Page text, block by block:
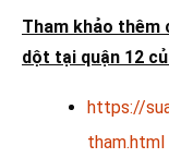
Tham khảo thêm
dột tại quận 12
https://
tham.html